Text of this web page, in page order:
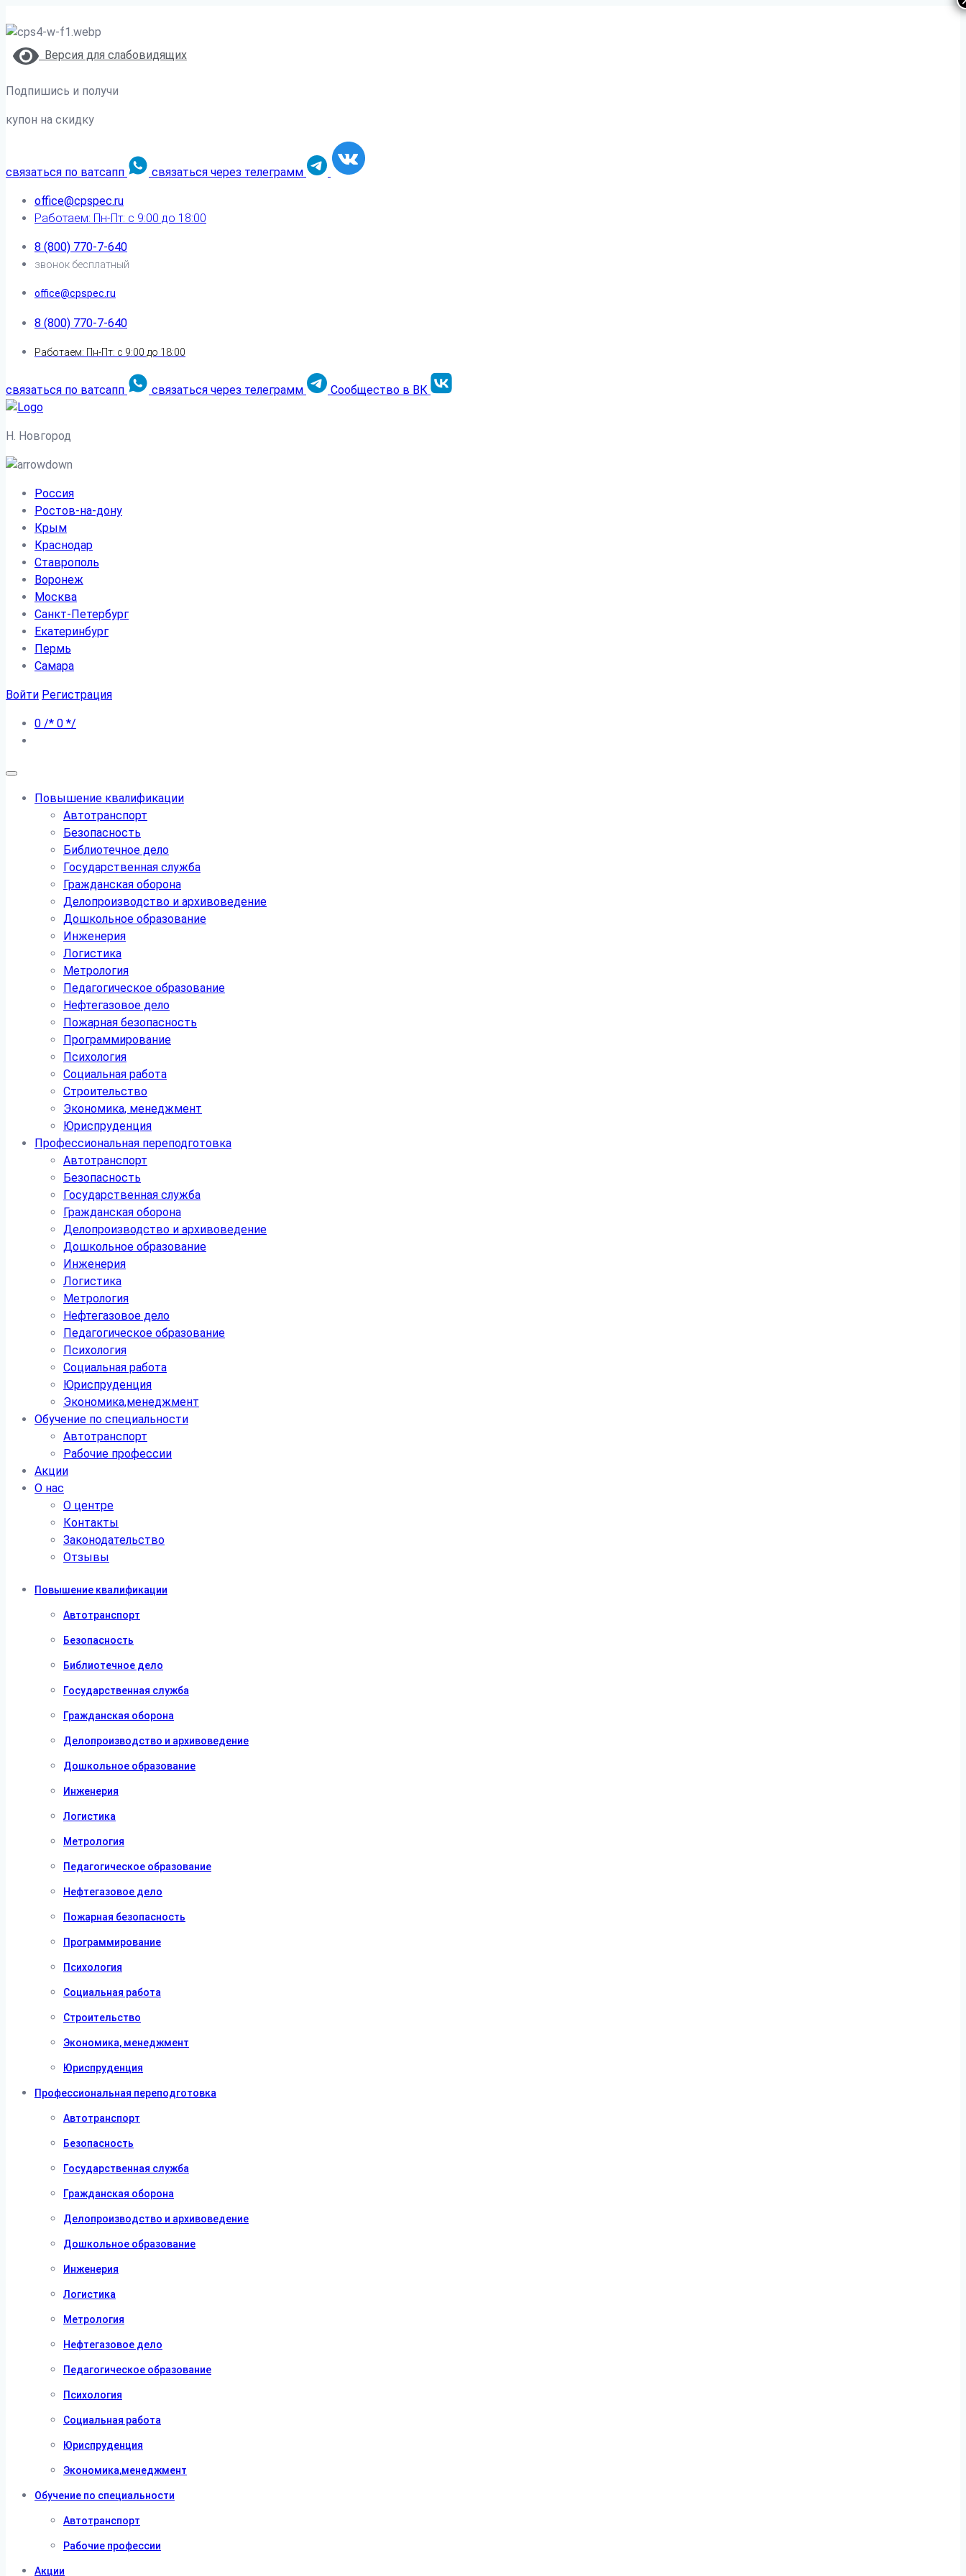
Версия для слабовидящих
Подпишись и получи
купон на скидку
связаться по ватсапп связаться через телеграмм
office@cpspec.ru
Работаем: Пн-Пт: с 9:00 до 18:00
8 (800) 770-7-640
звонок бесплатный
office@cpspec.ru
8 (800) 770-7-640
Работаем: Пн-Пт: с 9:00 до 18:00
связаться по ватсапп связаться через телеграмм Сообщество в ВК
Н. Новгород
Россия
Ростов-на-дону
Крым
Краснодар
Ставрополь
Воронеж
Москва
Санкт-Петербург
Екатеринбург
Пермь
Самара
Войти Регистрация
0 /* 0 */
Повышение квалификации
Автотранспорт
Безопасность
Библиотечное дело
Государственная служба
Гражданская оборона
Делопроизводство и архивоведение
Дошкольное образование
Инженерия
Логистика
Метрология
Педагогическое образование
Нефтегазовое дело
Пожарная безопасность
Программирование
Психология
Социальная работа
Строительство
Экономика, менеджмент
Юриспруденция
Профессиональная переподготовка
Автотранспорт
Безопасность
Государственная служба
Гражданская оборона
Делопроизводство и архивоведение
Дошкольное образование
Инженерия
Логистика
Метрология
Нефтегазовое дело
Педагогическое образование
Психология
Социальная работа
Юриспруденция
Экономика,менеджмент
Обучение по специальности
Автотранспорт
Рабочие профессии
Акции
О нас
О центре
Контакты
Законодательство
Отзывы
Повышение квалификации
Автотранспорт
Безопасность
Библиотечное дело
Государственная служба
Гражданская оборона
Делопроизводство и архивоведение
Дошкольное образование
Инженерия
Логистика
Метрология
Педагогическое образование
Нефтегазовое дело
Пожарная безопасность
Программирование
Психология
Социальная работа
Строительство
Экономика, менеджмент
Юриспруденция
Профессиональная переподготовка
Автотранспорт
Безопасность
Государственная служба
Гражданская оборона
Делопроизводство и архивоведение
Дошкольное образование
Инженерия
Логистика
Метрология
Нефтегазовое дело
Педагогическое образование
Психология
Социальная работа
Юриспруденция
Экономика,менеджмент
Обучение по специальности
Автотранспорт
Рабочие профессии
Акции